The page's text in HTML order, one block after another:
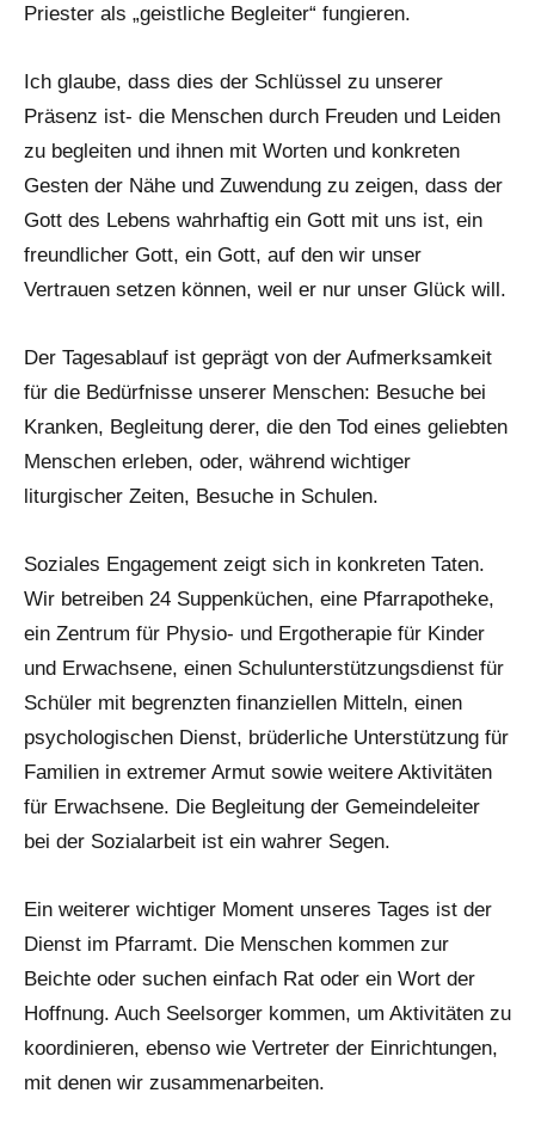
Priester als „geistliche Begleiter“ fungieren.
Ich glaube, dass dies der Schlüssel zu unserer
Präsenz ist- die Menschen durch Freuden und Leiden
zu begleiten und ihnen mit Worten und konkreten
Gesten der Nähe und Zuwendung zu zeigen, dass der
Gott des Lebens wahrhaftig ein Gott mit uns ist, ein
freundlicher Gott, ein Gott, auf den wir unser
Vertrauen setzen können, weil er nur unser Glück will.
Der Tagesablauf ist geprägt von der Aufmerksamkeit
für die Bedürfnisse unserer Menschen: Besuche bei
Kranken, Begleitung derer, die den Tod eines geliebten
Menschen erleben, oder, während wichtiger
liturgischer Zeiten, Besuche in Schulen.
Soziales Engagement zeigt sich in konkreten Taten.
Wir betreiben 24 Suppenküchen, eine Pfarrapotheke,
ein Zentrum für Physio- und Ergotherapie für Kinder
und Erwachsene, einen Schulunterstützungsdienst für
Schüler mit begrenzten finanziellen Mitteln, einen
psychologischen Dienst, brüderliche Unterstützung für
Familien in extremer Armut sowie weitere Aktivitäten
für Erwachsene. Die Begleitung der Gemeindeleiter
bei der Sozialarbeit ist ein wahrer Segen.
Ein weiterer wichtiger Moment unseres Tages ist der
Dienst im Pfarramt. Die Menschen kommen zur
Beichte oder suchen einfach Rat oder ein Wort der
Hoffnung. Auch Seelsorger kommen, um Aktivitäten zu
koordinieren, ebenso wie Vertreter der Einrichtungen,
mit denen wir zusammenarbeiten.